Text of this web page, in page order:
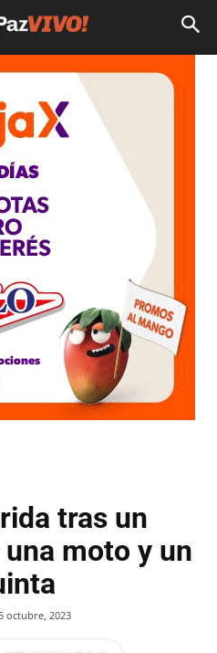
tras un
moto y un
octubre, 2023